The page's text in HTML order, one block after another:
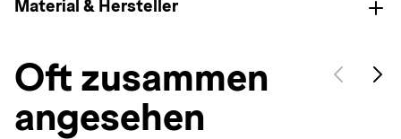
Material & Hersteller
Oft zusammen
angesehen